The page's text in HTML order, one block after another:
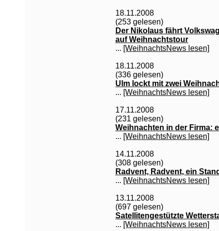
18.11.2008
(253 gelesen)
Der Nikolaus fährt
auf Weihnachtstour
... [WeihnachtsNews lesen]
18.11.2008
(336 gelesen)
Ulm lockt mit zwei
... [WeihnachtsNews lesen]
17.11.2008
(231 gelesen)
Weihnachten in der Firma:
... [WeihnachtsNews lesen]
14.11.2008
(308 gelesen)
Radvent, Radvent, ein
... [WeihnachtsNews lesen]
13.11.2008
(697 gelesen)
Satellitengestützte
... [WeihnachtsNews lesen]